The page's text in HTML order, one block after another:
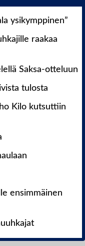
ysikymppinen”
raakaa
Saksa-otteluun
tulosta
Kilo kutsuttiin
ensimmäinen